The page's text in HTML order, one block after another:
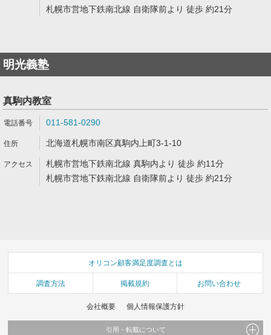
札幌市営地下鉄南北線 自衛隊前より 徒歩 約21分
明光義塾
真駒内教室
011-581-0290
北海道札幌市南区真駒内上町3-1-10
札幌市営地下鉄南北線 真駒内より 徒歩 約11分
札幌市営地下鉄南北線 自衛隊前より 徒歩 約21分
オリコン顧客満足度調査とは
調査方法 掲載規約 お問い合わせ
会社概要 個人情報保護方針
引用・転載について